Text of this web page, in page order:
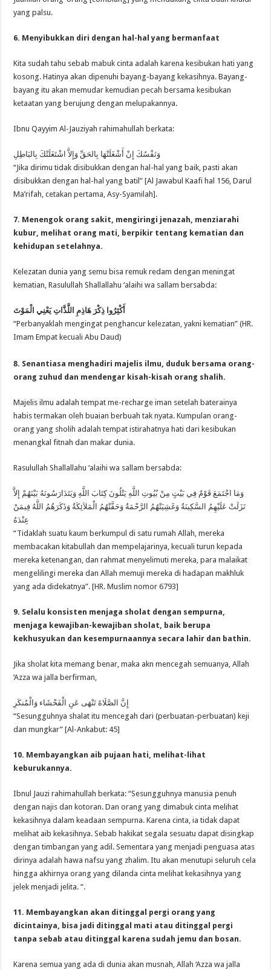
yang palsu.
6. Menyibukkan diri dengan hal-hal yang bermanfaat
Kita sudah tahu sebab mabuk cinta adalah karena kesibukan hati yang
kosong. Hatinya akan dipenuhi bayang-bayang kekasihnya. Bayang-
bayang itu akan memudar kemudian pecah bersama kesibukan
ketaatan yang berujung dengan melupakannya.
Ibnu Qayyim Al-Jauziyah rahimahullah berkata:
وَنَفْسُكَ إِنْ أَشْغَلَتْهَا بِالحَقِّ وَإِلاَّ اشْتَغَلَتْكَ بِالبَاطِلِ
“Jika dirimu tidak disibukkan dengan hal-hal yang baik, pasti akan
disibukkan dengan hal-hal yang batil” [Al Jawabul Kaafi hal 156, Darul
Ma’rifah, cetakan pertama, Asy-Syamilah].
7. Menengok orang sakit, mengiringi jenazah, menziarahi
kubur, melihat orang mati, berpikir tentang kematian dan
kehidupan setelahnya.
Kelezatan dunia yang semu bisa remuk redam dengan meningat
kematian, Rasulullah Shallallahu ‘alaihi wa sallam bersabda:
أَكْثِرُوا ذِكْرَ هَاذِمِ اللَّذَّاتِ يَعْنِي الْمَوْتَ
“Perbanyaklah mengingat penghancur kelezatan, yakni kematian” (HR.
Imam Empat kecuali Abu Daud)
8. Senantiasa menghadiri majelis ilmu, duduk bersama orang-
orang zuhud dan mendengar kisah-kisah orang shalih.
Majelis ilmu adalah tempat me-recharge iman setelah baterainya
habis termakan oleh buaian berbuah tak nyata. Kumpulan orang-
orang yang sholih adalah tempat istirahatnya hati dari kesibukan
menangkal fitnah dan makar dunia.
Rasulullah Shallallahu ‘alaihi wa sallam bersabda:
وَمَا اجْتَمَعَ قَوْمٌ فِي بَيْتٍ مِنْ بُيُوتِ اللَّهِ يَتْلُونَ كِتَابَ اللَّهِ وَيَتَدَارَسُونَهُ بَيْنَهُمْ إِلاَّ
نَزَلَتْ عَلَيْهِمُ السَّكِينَةُ وَغَشِيَتْهُمُ الرَّحْمَةُ وَحَفَّتْهُمُ الْمَلاَئِكَةُ وَذَكَرَهُمُ اللَّهُ فِيمَنْ
عِنْدَهُ
“Tidaklah suatu kaum berkumpul di satu rumah Allah, mereka
membacakan kitabullah dan mempelajarinya, kecuali turun kepada
mereka ketenangan, dan rahmat menyelimuti mereka, para malaikat
mengelilingi mereka dan Allah memuji mereka di hadapan makhluk
yang ada didekatnya”. [HR. Muslim nomor 6793]
9. Selalu konsisten menjaga sholat dengan sempurna,
menjaga kewajiban-kewajiban sholat, baik berupa
kekhusyukan dan kesempurnaannya secara lahir dan bathin.
Jika sholat kita memang benar, maka akn mencegah semuanya, Allah
‘Azza wa jalla berfirman,
إِنَّ الصَّلَاةَ تَنْهَى عَنِ الْفَحْشَاء وَالْمُنكَرِ
“Sesungguhnya shalat itu mencegah dari (perbuatan-perbuatan) keji
dan mungkar” [Al-Ankabut: 45]
10. Membayangkan aib pujaan hati, melihat-lihat
keburukannya.
Ibnul Jauzi rahimahullah berkata: “Sesungguhnya manusia penuh
dengan najis dan kotoran. Dan orang yang dimabuk cinta melihat
kekasihnya dalam keadaan sempurna. Karena cinta, ia tidak dapat
melihat aib kekasihnya. Sebab hakikat segala sesuatu dapat disingkap
dengan timbangan yang adil. Sementara yang menjadi penguasa atas
dirinya adalah hawa nafsu yang zhalim. Itu akan menutupi seluruh cela
hingga akhirnya orang yang dilanda cinta melihat kekasihnya yang
jelek menjadi jelita. “.
11. Membayangkan akan ditinggal pergi orang yang
dicintainya, bisa jadi ditinggal mati atau ditinggal pergi
tanpa sebab atau ditinggal karena sudah jemu dan bosan.
Karena semua yang ada di dunia akan musnah, Allah ‘Azza wa jalla